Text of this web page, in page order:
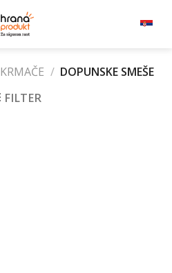
KRMAČE / DOPUNSKE SMEŠE
FILTER